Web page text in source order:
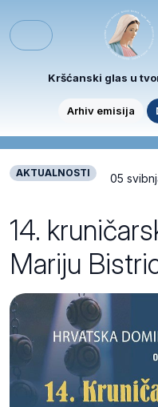
Menu
Kršćanski glas u
Arhiv emisija
AKTUALNOSTI 05
14.
Mariju